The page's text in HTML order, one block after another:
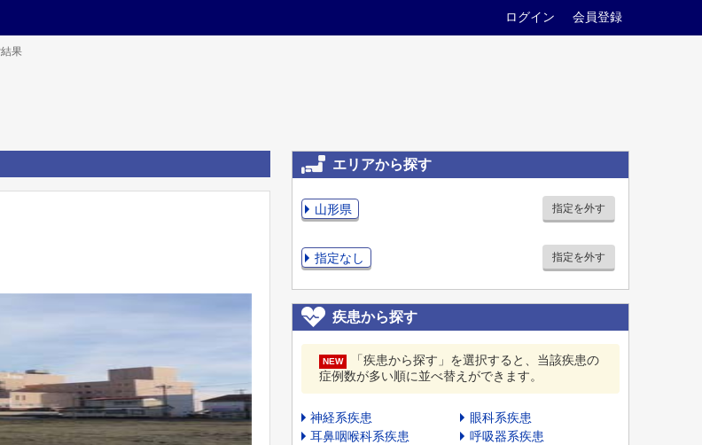
ログイン 会員登録
果
エリアから探す
山形県 指定を外す
指定なし 指定を外す
疾患から探す
NEW
「疾患から探す」を選択すると、当該疾患の
症例数が多い順に並べ替えができます。
神経系疾患
眼科系疾患
耳鼻咽喉科系疾患
呼吸器系疾患